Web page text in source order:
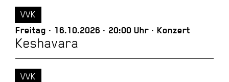
Freitag 16.10.2026 20:00 Uhr Konzert
Keshavara
VVK
VVK